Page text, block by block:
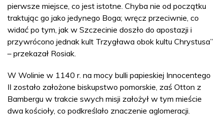
pierwsze miejsce, co jest istotne. Chyba nie od początku
traktując go jako jedynego Boga; wręcz przeciwnie, co
widać po tym, jak w Szczecinie doszło do apostazji i
przywrócono jednak kult Trzygława obok kultu Chrystusa”
– przekazał Rosiak.
W Wolinie w 1140 r. na mocy bulli papieskiej Innocentego
II zostało założone biskupstwo pomorskie, zaś Otton z
Bambergu w trakcie swych misji założył w tym mieście
dwa kościoły, co podkreślało znaczenie aglomeracji.